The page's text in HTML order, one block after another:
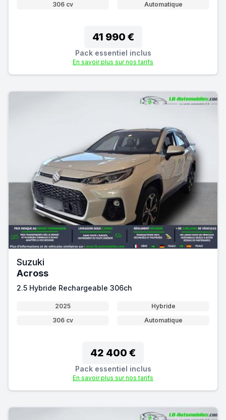
306 cv
Automatique
41 990 €
Pack essentiel inclus
En savoir plus sur nos tarifs
Suzuki
Across
2.5 Hybride Rechargeable 306ch
2025
Hybride
306 cv
Automatique
42 400 €
Pack essentiel inclus
En savoir plus sur nos tarifs